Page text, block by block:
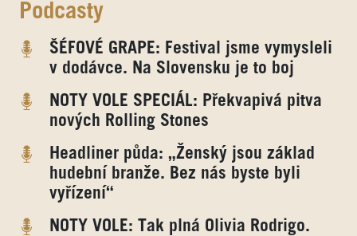
Podcasty
ŠÉFOVÉ GRAPE: Festival jsme vymysleli
v dodávce. Na Slovensku je to boj
NOTY VOLE SPECIÁL: Překvapivá pitva
nových Rolling Stones
Headliner půda: „Ženský jsou základ
hudební branže. Bez nás byste byli
vyřízení“
NOTY VOLE: Tak plná Olivia Rodrigo.